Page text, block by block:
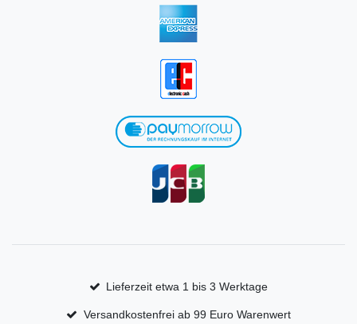
Lieferzeit etwa 1 bis 3 Werktage
Versandkostenfrei ab 99 Euro Warenwert